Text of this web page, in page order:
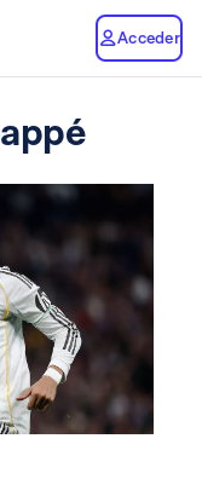
Acceder